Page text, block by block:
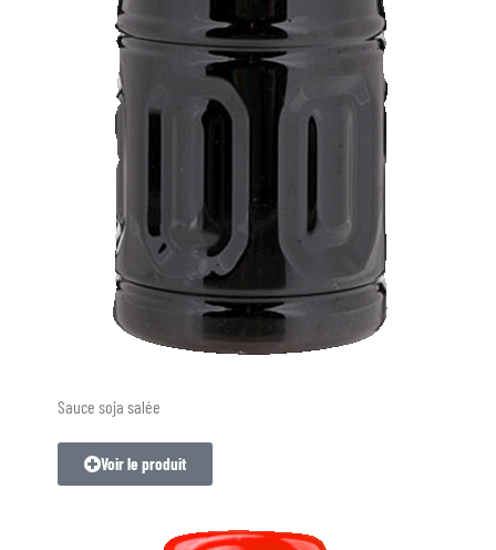
Sauce soja salée
Voir le produit